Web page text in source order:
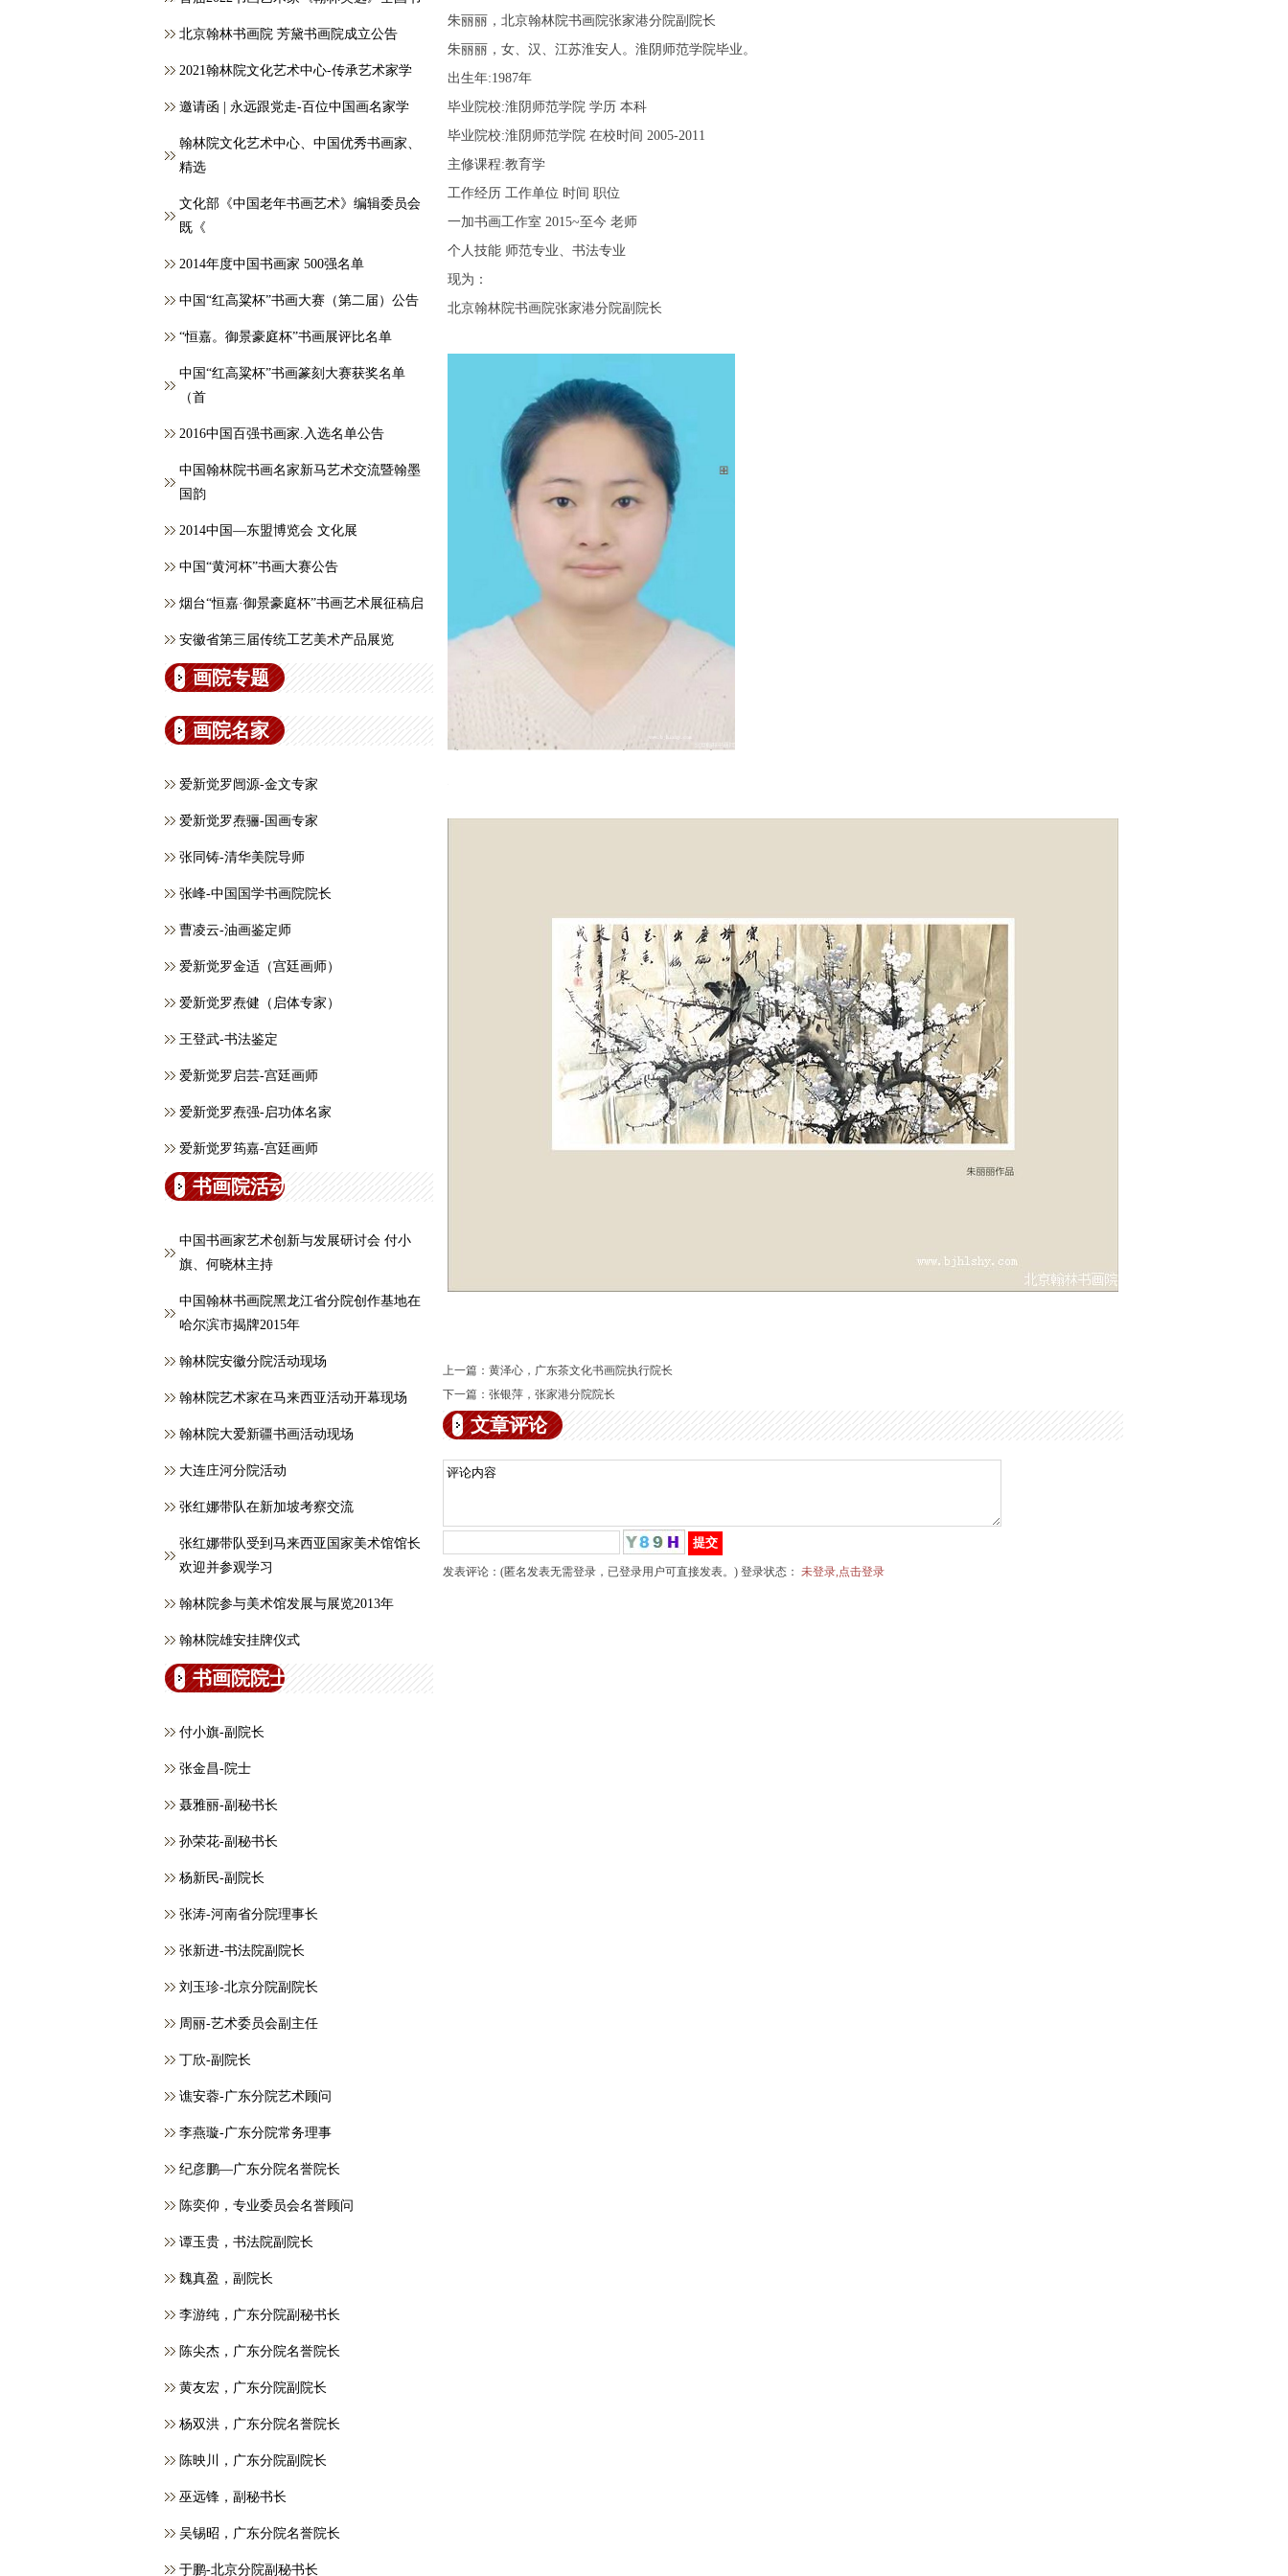
北京翰林书画院 芳黛书画院成立公告
2021翰林院文化艺术中心-传承艺术家学
邀请函 | 永远跟党走-百位中国画名家学
翰林院文化艺术中心、中国优秀书画家、
精选
文化部《中国老年书画艺术》编辑委员会
既《
2014年度中国书画家 500强名单
中国“红高粱杯”书画大赛（第二届）公告
“恒嘉。御景豪庭杯”书画展评比名单
中国“红高粱杯”书画篆刻大赛获奖名单
（首
2016中国百强书画家.入选名单公告
中国翰林院书画名家新马艺术交流暨翰墨
国韵
2014中国—东盟博览会 文化展
中国“黄河杯”书画大赛公告
烟台“恒嘉·御景豪庭杯”书画艺术展征稿启
安徽省第三届传统工艺美术产品展览
画院专题
画院名家
爱新觉罗闿源-金文专家
爱新觉罗焘骊-国画专家
张同铸-清华美院导师
张峰-中国国学书画院院长
曹凌云-油画鉴定师
爱新觉罗金适（宫廷画师）
爱新觉罗焘健（启体专家）
王登武-书法鉴定
爱新觉罗启芸-宫廷画师
爱新觉罗焘强-启功体名家
爱新觉罗筠嘉-宫廷画师
书画院活动
中国书画家艺术创新与发展研讨会 付小
旗、何晓林主持
中国翰林书画院黑龙江省分院创作基地在
哈尔滨市揭牌2015年
翰林院安徽分院活动现场
翰林院艺术家在马来西亚活动开幕现场
翰林院大爱新疆书画活动现场
大连庄河分院活动
张红娜带队在新加坡考察交流
张红娜带队受到马来西亚国家美术馆馆长
欢迎并参观学习
翰林院参与美术馆发展与展览2013年
翰林院雄安挂牌仪式
书画院院士
付小旗-副院长
张金昌-院士
聂雅丽-副秘书长
孙荣花-副秘书长
杨新民-副院长
张涛-河南省分院理事长
张新进-书法院副院长
刘玉珍-北京分院副院长
周丽-艺术委员会副主任
丁欣-副院长
谯安蓉-广东分院艺术顾问
李燕璇-广东分院常务理事
纪彦鹏—广东分院名誉院长
​陈奕仰，专业委员会名誉顾问
谭玉贵，书法院副院长
魏真盈，副院长
李游纯，广东分院副秘书长
陈尖杰，广东分院名誉院长
黄友宏，广东分院副院长
杨双洪，广东分院名誉院长
陈映川，广东分院副院长
巫远锋，副秘书长
吴锡昭，广东分院名誉院长
于鹏-北京分院副秘书长
朱丽丽，北京翰林院书画院张家港分院副院长
朱丽丽，女、汉、江苏淮安人。淮阴师范学院毕业。
出生年:1987年
毕业院校:淮阴师范学院 学历 本科
毕业院校:淮阴师范学院 在校时间 2005-2011
主修课程:教育学
工作经历 工作单位 时间 职位
一加书画工作室 2015~至今 老师
个人技能 师范专业、书法专业
现为：
北京翰林院书画院张家港分院副院长